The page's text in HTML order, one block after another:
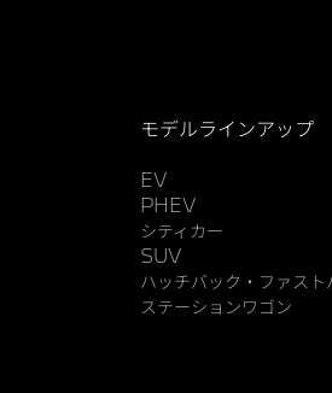
モデルラインアップ
EV
PHEV
シティカー
SUV
ハッチバック・ファスト
ステーションワゴン